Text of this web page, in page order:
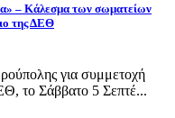
– Κάλεσμα των σωματείων
της ΔΕΘ
για συμμετοχή
το Σάββατο 5 Σεπτέ...